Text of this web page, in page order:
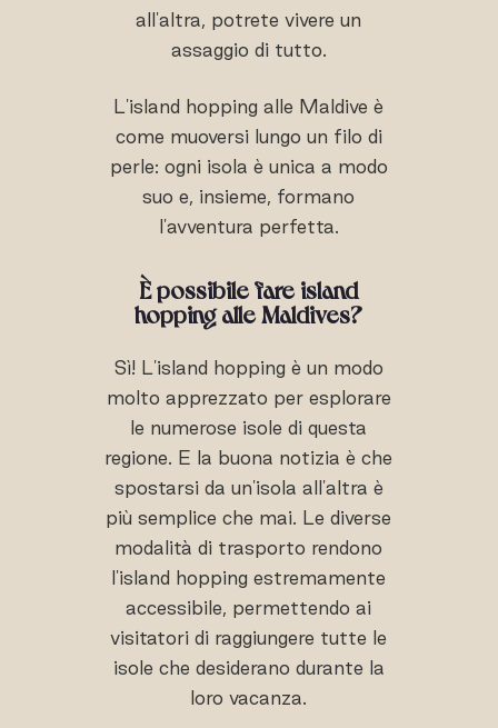
all'altra, potrete vivere un
assaggio di tutto.
L'island hopping alle Maldive è
come muoversi lungo un filo di
perle: ogni isola è unica a modo
suo e, insieme, formano
l'avventura perfetta.
È possibile fare island
hopping alle Maldives?
Sì! L'island hopping è un modo
molto apprezzato per esplorare
le numerose isole di questa
regione. E la buona notizia è che
spostarsi da un'isola all'altra è
più semplice che mai. Le diverse
modalità di trasporto rendono
l'island hopping estremamente
accessibile, permettendo ai
visitatori di raggiungere tutte le
isole che desiderano durante la
loro vacanza.